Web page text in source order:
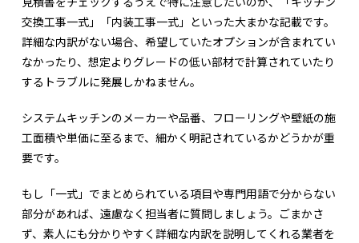
交換工事一式」「内装工事一式」といった大まかな記載です。
詳細な内訳がない場合、希望していたオプションが含まれてい
なかったり、想定よりグレードの低い部材で計算されていたり
するトラブルに発展しかねません。
システムキッチンのメーカーや品番、フローリングや壁紙の施
工面積や単価に至るまで、細かく明記されているかどうかが重
要です。
もし「一式」でまとめられている項目や専門用語で分からない
部分があれば、遠慮なく担当者に質問しましょう。ごまかさ
ず、素人にも分かりやすく詳細な内訳を説明してくれる業者を